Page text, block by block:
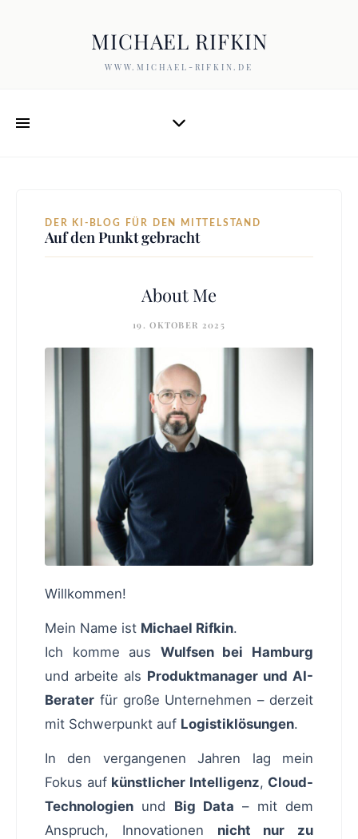
MICHAEL RIFKIN
WWW.MICHAEL-RIFKIN.DE
DER KI-BLOG FÜR DEN MITTELSTAND
Auf den Punkt gebracht
About Me
19. OKTOBER 2025
Willkommen!
Mein Name ist Michael Rifkin.
Ich komme aus Wulfsen bei Hamburg
und arbeite als Produktmanager und AI-
Berater für große Unternehmen – derzeit
mit Schwerpunkt auf Logistiklösungen.
In den vergangenen Jahren lag mein
Fokus auf künstlicher Intelligenz, Cloud-
Technologien und Big Data – mit dem
Anspruch, Innovationen nicht nur zu